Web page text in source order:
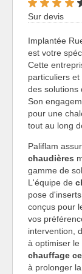
Sur devis
Implantée
est votre
Cette
particuliers
des solutions
Son
pour une
tout au long
Paliflam
chaudières
gamme de
L'équipe de
pose
conçus pour
vos
intervention,
à optimiser
chauffage
à prolonger